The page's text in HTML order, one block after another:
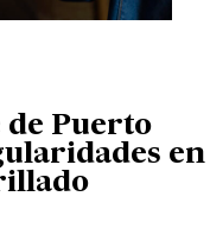
de Puerto
en